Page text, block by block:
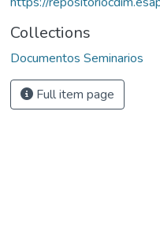
Collections
Documentos Seminarios
Full item page